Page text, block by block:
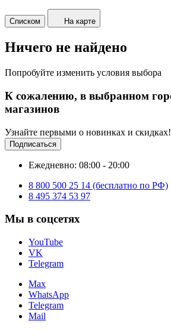
Списком На карте
Ничего не найдено
Попробуйте изменить условия выбора
К сожалению, в выбранном
магазинов
Узнайте первыми о новинках и скидках!
Подписаться
Ежедневно: 08:00 - 20:00
8 800 500 25 14 (бесплатно по РФ)
8 495 374 53 97
Мы в соцсетях
YouTube
VK
Telegram
Max
WhatsApp
Telegram
Mail